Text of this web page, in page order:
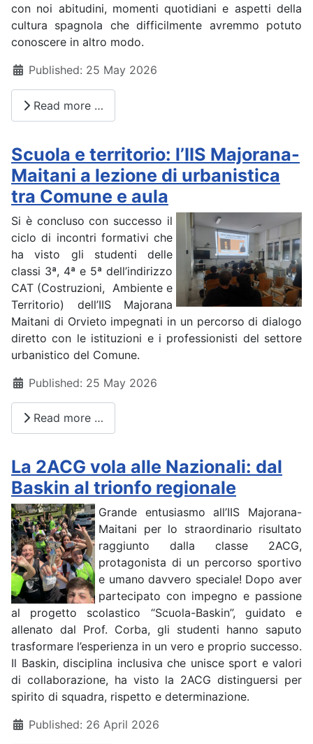
con noi abitudini, momenti quotidiani e aspetti della
cultura spagnola che difficilmente avremmo potuto
conoscere in altro modo.
DetailsPublished: 25 May 2026
Read more …
Scuola e territorio: l’IIS Majorana-
Maitani a lezione di urbanistica
tra Comune e aula
Si è concluso con successo il
ciclo di incontri formativi che
ha visto gli studenti delle
classi 3ª, 4ª e 5ª dell’indirizzo
CAT (Costruzioni, Ambiente e
Territorio) dell’IIS Majorana
Maitani di Orvieto impegnati in un percorso di dialogo
diretto con le istituzioni e i professionisti del settore
urbanistico del Comune.
DetailsPublished: 25 May 2026
Read more …
La 2ACG vola alle Nazionali: dal
Baskin al trionfo regionale
Grande entusiasmo all’IIS Majorana-
Maitani per lo straordinario risultato
raggiunto dalla classe 2ACG,
protagonista di un percorso sportivo
e umano davvero speciale! Dopo aver
partecipato con impegno e passione
al progetto scolastico “Scuola-Baskin”, guidato e
allenato dal Prof. Corba, gli studenti hanno saputo
trasformare l’esperienza in un vero e proprio successo.
Il Baskin, disciplina inclusiva che unisce sport e valori
di collaborazione, ha visto la 2ACG distinguersi per
spirito di squadra, rispetto e determinazione.
DetailsPublished: 26 April 2026